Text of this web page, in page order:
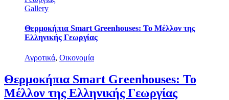
Gallery
Θερμοκήπια Smart Greenhouses: Το Μέλλον της
Ελληνικής Γεωργίας
Αγροτικά, Οικονομία
Θερμοκήπια Smart Greenhouses: Το
Μέλλον της Ελληνικής Γεωργίας